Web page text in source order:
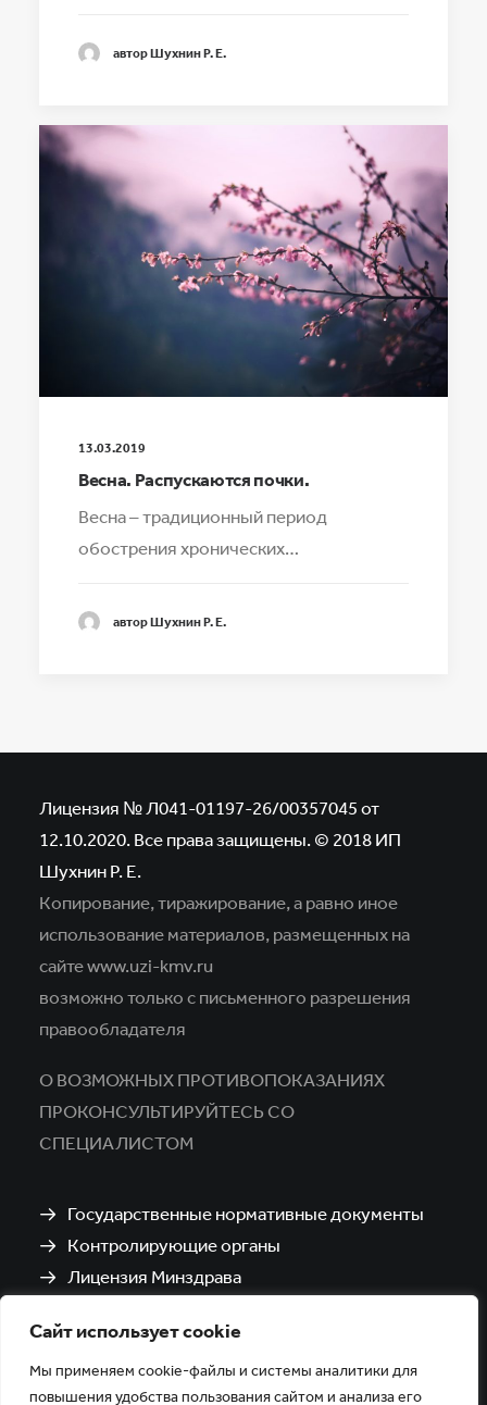
Сайт использует cookie
Мы применяем cookie-файлы и системы аналитики для
повышения удобства пользования сайтом и анализа его
автор Шухнин Р. Е.
13.03.2019
Весна. Распускаются почки.
Весна – традиционный период
обострения хронических…
автор Шухнин Р. Е.
Лицензия № Л041-01197-26/00357045 от
12.10.2020. Все права защищены. © 2018 ИП
Шухнин Р. Е.
Копирование, тиражирование, а равно иное
использование материалов,размещенных на
сайте www.uzi-kmv.ru
возможно только с письменного разрешения
правообладателя
О ВОЗМОЖНЫХ ПРОТИВОПОКАЗАНИЯХ
ПРОКОНСУЛЬТИРУЙТЕСЬ СО
СПЕЦИАЛИСТОМ
Государственные нормативные документы
Контролирующие органы
Лицензия Минздрава
Политика обработки и защиты персональных
данных